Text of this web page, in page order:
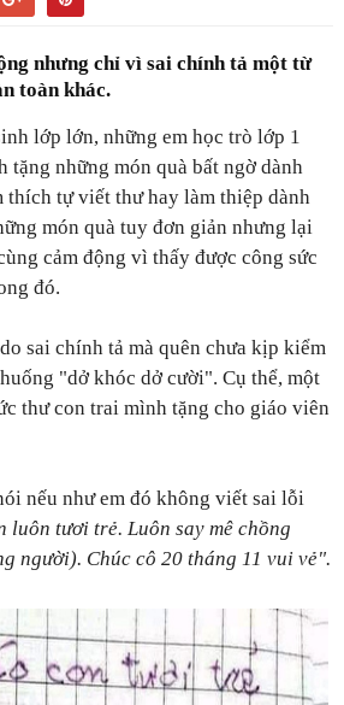
nhưng chỉ vì sai chính tả một từ
toàn khác.
lớp lớn, những em học trò lớp 1
tặng những món quà bất ngờ dành
thích tự viết thư hay làm thiệp dành
món quà tuy đơn giản nhưng lại
cảm động vì thấy được công sức
đó.
sai chính tả mà quên chưa kịp kiểm
"dở khóc dở cười". Cụ thể, một
thư con trai mình tặng cho giáo viên
nếu như em đó không viết sai lỗi
luôn tươi trẻ. Luôn say mê chồng
người). Chúc cô 20 tháng 11 vui vẻ".